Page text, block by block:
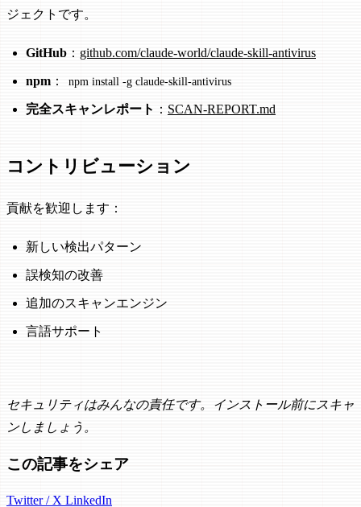
ジェクトです。
GitHub ： github.com/claude-world/claude-skill-antivirus
npm ： npm install -g claude-skill-antivirus
完全スキャンレポート ： SCAN-REPORT.md
コントリビューション
貢献を歓迎します：
新しい検出パターン
誤検知の改善
追加のスキャンエンジン
言語サポート
セキュリティはみんなの責任です。インストール前にスキャ
ンしましょう。
この記事をシェア
Twitter / X LinkedIn